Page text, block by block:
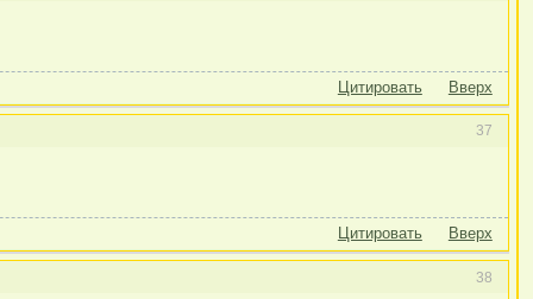
Цитировать Вверх
37
Цитировать Вверх
38